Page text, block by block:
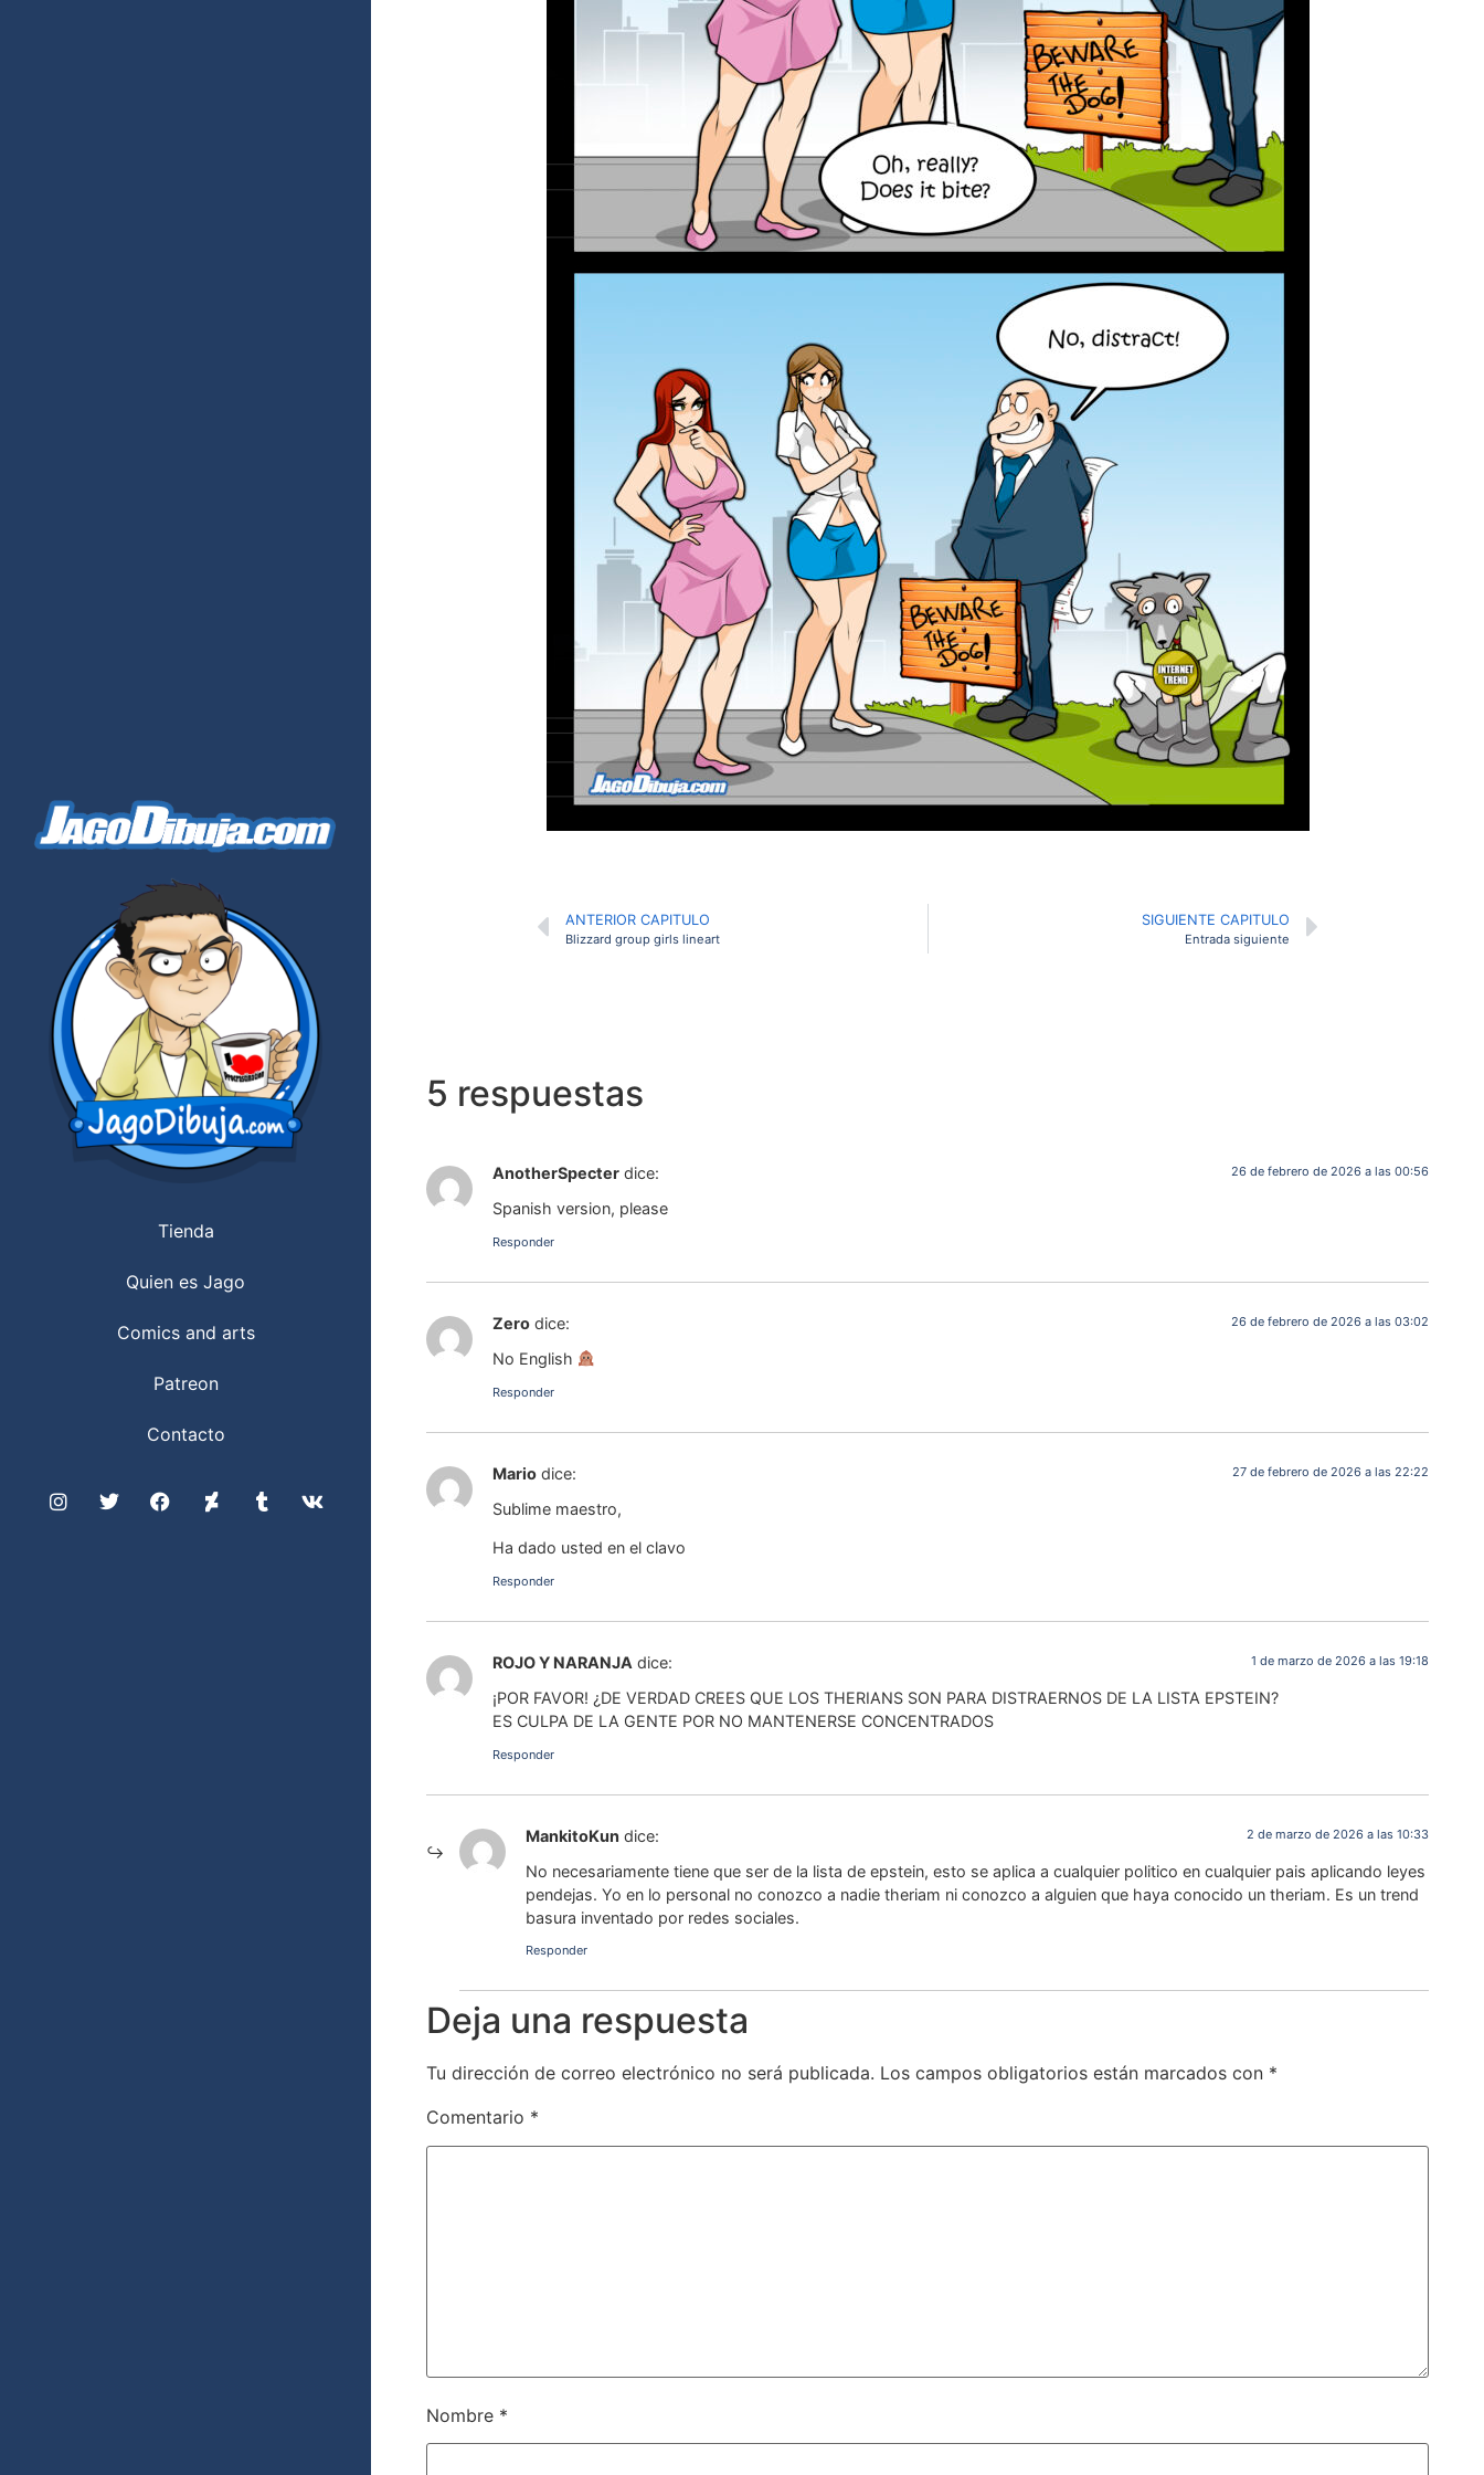
Tienda
Quien es Jago
Comics and arts
Patreon
Contacto
ANTERIOR CAPITULO
Blizzard group girls lineart
SIGUIENTE CAPITULO
Entrada siguiente
5 respuestas
AnotherSpecter dice: 26 de febrero de 2026 a las 00:56
Spanish version, please
Responder
Zero dice: 26 de febrero de 2026 a las 03:02
No English
Responder
Mario dice: 27 de febrero de 2026 a las 22:22
Sublime maestro,
Ha dado usted en el clavo
Responder
ROJO Y NARANJA dice: 1 de marzo de 2026 a las 19:18
¡POR FAVOR! ¿DE VERDAD CREES QUE LOS THERIANS SON PARA DISTRAERNOS DE LA LISTA EPSTEIN?
ES CULPA DE LA GENTE POR NO MANTENERSE CONCENTRADOS
Responder
MankitoKun dice: 2 de marzo de 2026 a las 10:33
No necesariamente tiene que ser de la lista de epstein, esto se aplica a cualquier politico en cualquier pais aplicando leyes
pendejas. Yo en lo personal no conozco a nadie theriam ni conozco a alguien que haya conocido un theriam. Es un trend
basura inventado por redes sociales.
Responder
Deja una respuesta
Tu dirección de correo electrónico no será publicada. Los campos obligatorios están marcados con *
Comentario *
Nombre *